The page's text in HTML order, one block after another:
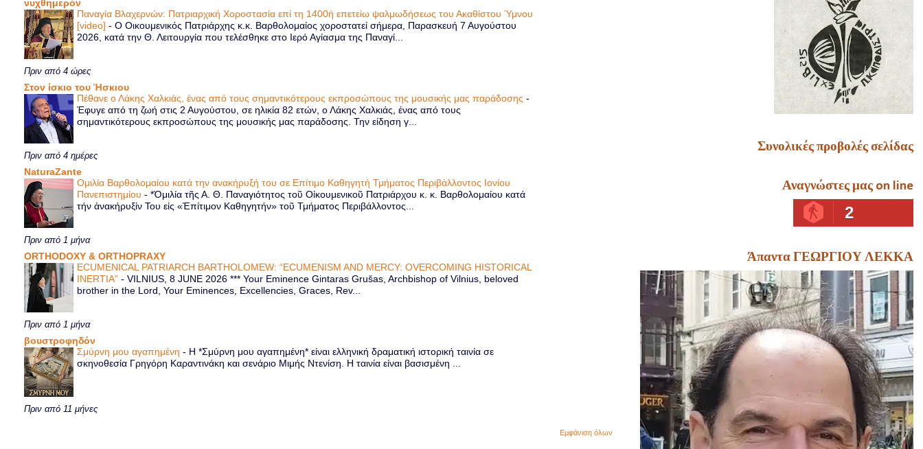
νυχθημερόν
Παναγία Βλαχερνών: Πατριαρχική Χοροστασία επί τη 1400ή επετείω ψαλμωδήσεως του Ακαθίστου Ύμνου
[video]-Ο Οικουμενικός Πατριάρχης κ.κ. Βαρθολομαίος χοροστατεί σήμερα, Παρασκευή 7 Αυγούστου
2026, κατά την Θ. Λειτουργία που τελέσθηκε στο Ιερό Αγίασμα της Παναγί...
Πριν από 4 ώρες
Στον ίσκιο του Ήσκιου
Πέθανε ο Λάκης Χαλκιάς, ένας από τους σημαντικότερους εκπροσώπους της μουσικής μας παράδοσης-
Έφυγε από τη ζωή στις 2 Αυγούστου, σε ηλικία 82 ετών, ο Λάκης Χαλκιάς, ένας από τους
σημαντικότερους εκπροσώπους της μουσικής μας παράδοσης. Την είδηση γ...
Πριν από 4 ημέρες
NaturaZante
Ομιλία Βαρθολομαίου κατά την ανακήρυξή του σε Επίτιμο Καθηγητή Τμήματος Περιβάλλοντος Ιονίου
Πανεπιστημίου-*Ὁμιλία τῆς Α. Θ. Παναγιότητος τοῦ Οἰκουμενικοῦ Πατριάρχου κ. κ. Βαρθολομαίου κατά
τήν ἀνακήρυξίν Του εἰς «Ἐπίτιμον Καθηγητήν» τοῦ Τμήματος Περιβάλλοντος...
Πριν από 1 μήνα
ORTHODOXY & ORTHOPRAXY
ECUMENICAL PATRIARCH BARTHOLOMEW: “ECUMENISM AND MERCY: OVERCOMING HISTORICAL
INERTIA”-VILNIUS, 8 JUNE 2026 *** Your Eminence Gintaras Grušas, Archbishop of Vilnius, beloved
brother in the Lord, Your Eminences, Excellencies, Graces, Rev...
Πριν από 1 μήνα
βουστροφηδόν
Σμύρνη μου αγαπημένη- Η *Σμύρνη μου αγαπημένη* είναι ελληνική δραματική ιστορική ταινία σε
σκηνοθεσία Γρηγόρη Καραντινάκη και σενάριο Μιμής Ντενίση. Η ταινία είναι βασισμένη ...
Πριν από 11 μήνες
Εμφάνιση όλων
Συνολικές προβολές σελίδας
Αναγνώστες μας on line
2
Άπαντα ΓΕΩΡΓΙΟΥ ΛΕΚΚΑ